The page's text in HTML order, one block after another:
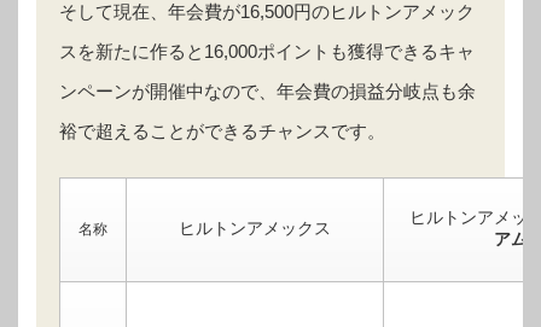
そして現在、年会費が16,500円のヒルトンアメック
スを新たに作ると16,000ポイントも獲得できるキャ
ンペーンが開催中なので、年会費の損益分岐点も余
裕で超えることができるチャンスです。
名称 ヒルトンアメックス
ヒルトンアメッ
アム